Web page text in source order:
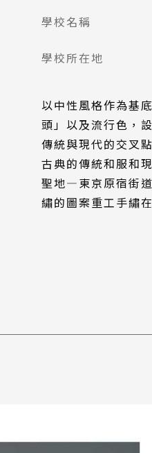
學校名稱
學校所在地
以中性風格作為基
頭」以及流行色，
傳統與現代的交叉
古典的傳統和服和
聖地—東京原宿街
繡的圖案重工手繡